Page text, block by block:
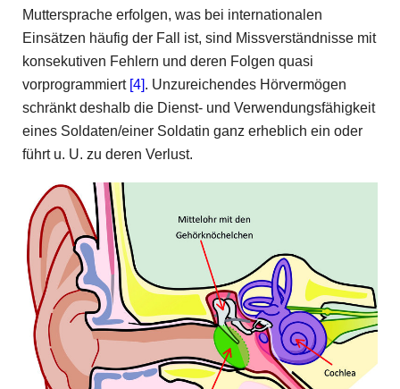
Muttersprache erfolgen, was bei internationalen
Einsätzen häufig der Fall ist, sind Missverständnisse mit
konsekutiven Fehlern und deren Folgen quasi
vorprogrammiert [4]. Unzureichendes Hörvermögen
schränkt deshalb die Dienst- und Verwendungsfähigkeit
eines Soldaten/einer Soldatin ganz erheblich ein oder
führt u. U. zu deren Verlust.